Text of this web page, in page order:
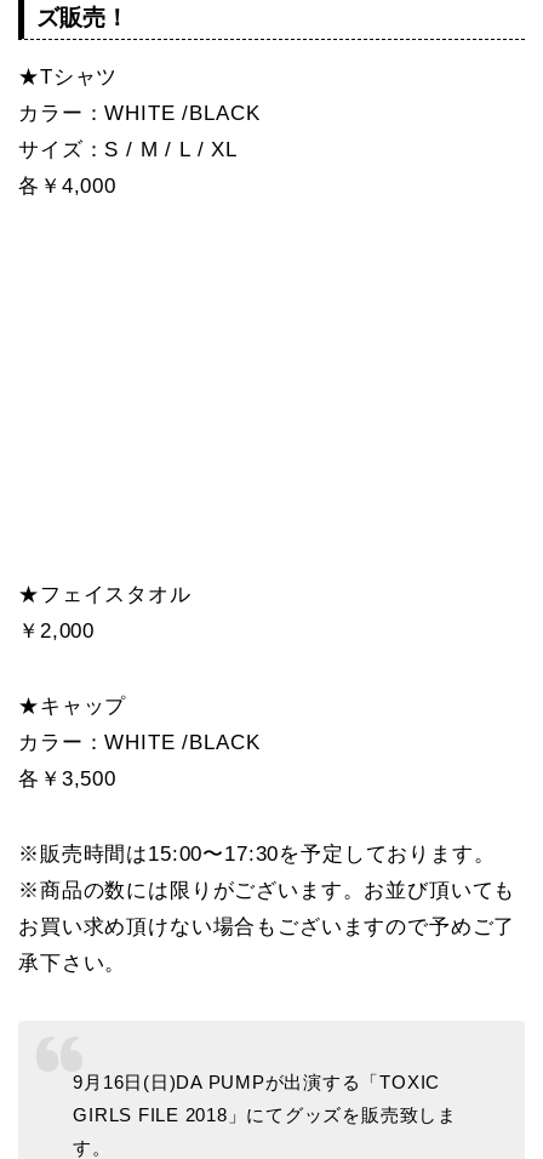
ズ販売！
★Tシャツ
カラー：WHITE /BLACK
サイズ：S / M / L / XL
各￥4,000
★フェイスタオル
￥2,000
★キャップ
カラー：WHITE /BLACK
各￥3,500
※販売時間は15:00〜17:30を予定しております。
※商品の数には限りがございます。お並び頂いても
お買い求め頂けない場合もございますので予めご了
承下さい。
9月16日(日)DA PUMPが出演する「TOXIC
GIRLS FILE 2018」にてグッズを販売致しま
す。